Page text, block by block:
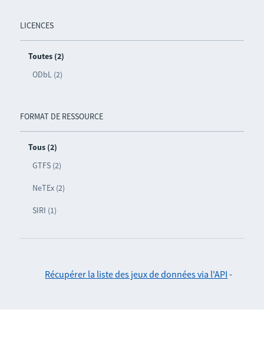
LICENCES
Toutes (2)
ODbL (2)
FORMAT DE RESSOURCE
Tous (2)
GTFS (2)
NeTEx (2)
SIRI (1)
Récupérer la liste des jeux de données via l'API -